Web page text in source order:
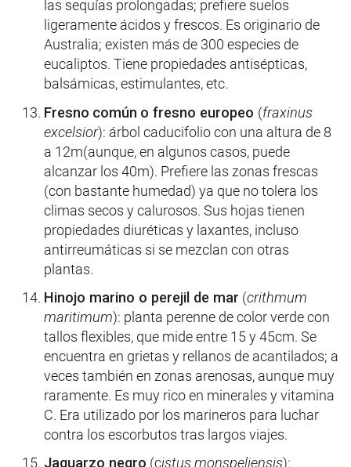
las sequías prolongadas; prefiere suelos
ligeramente ácidos y frescos. Es originario de
Australia; existen más de 300 especies de
eucaliptos. Tiene propiedades antisépticas,
balsámicas, estimulantes, etc.
Fresno común o fresno europeo (fraxinus
excelsior): árbol caducifolio con una altura de 8
a 12m(aunque, en algunos casos, puede
alcanzar los 40m). Prefiere las zonas frescas
(con bastante humedad) ya que no tolera los
climas secos y calurosos. Sus hojas tienen
propiedades diuréticas y laxantes, incluso
antirreumáticas si se mezclan con otras
plantas.
Hinojo marino o perejil de mar (crithmum
maritimum): planta perenne de color verde con
tallos flexibles, que mide entre 15 y 45cm. Se
encuentra en grietas y rellanos de acantilados; a
veces también en zonas arenosas, aunque muy
raramente. Es muy rico en minerales y vitamina
C. Era utilizado por los marineros para luchar
contra los escorbutos tras largos viajes.
Jaguarzo negro (cistus monspeliensis):